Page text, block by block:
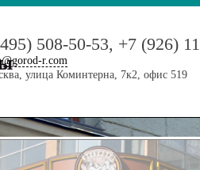
508-50-53, +7 (926)
r.com
улица Коминтерна, 7к2, офис 519